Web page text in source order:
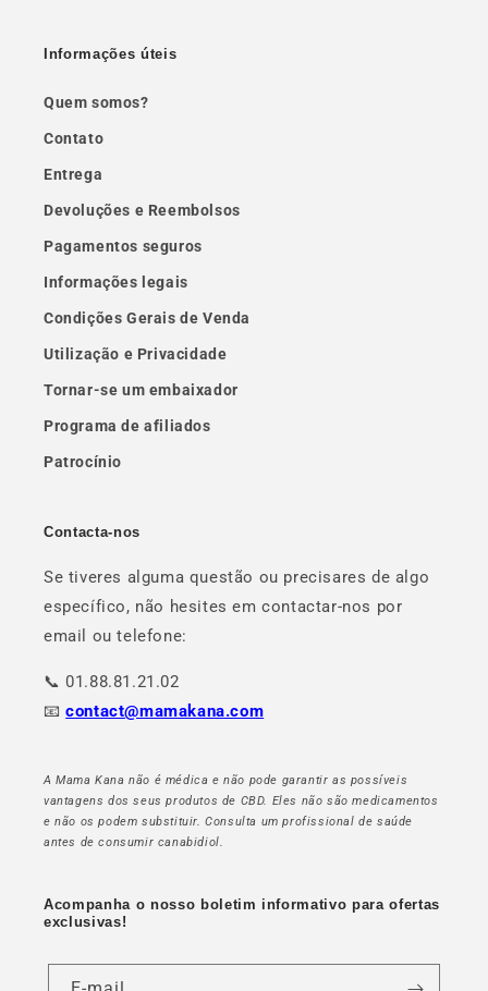
Informações úteis
Quem somos?
Contato
Entrega
Devoluções e Reembolsos
Pagamentos seguros
Informações legais
Condições Gerais de Venda
Utilização e Privacidade
Tornar-se um embaixador
Programa de afiliados
Patrocínio
Contacta-nos
Se tiveres alguma questão ou precisares de algo
específico, não hesites em contactar-nos por
email ou telefone:
📞 01.88.81.21.02
📧contact@mamakana.com
A Mama Kana não é médica e não pode garantir as possíveis
vantagens dos seus produtos de CBD. Eles não são medicamentos
e não os podem substituir. Consulta um profissional de saúde
antes de consumir canabidiol.
Acompanha o nosso boletim informativo para ofertas
exclusivas!